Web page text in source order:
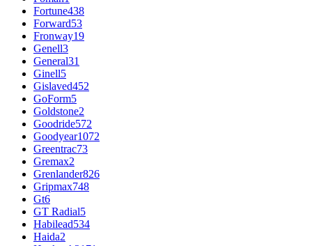
Fortune438
Forward53
Fronway19
Genell3
General31
Ginell5
Gislaved452
GoForm5
Goldstone2
Goodride572
Goodyear1072
Greentrac73
Gremax2
Grenlander826
Gripmax748
Gt6
GT Radial5
Habilead534
Haida2